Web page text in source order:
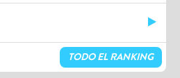
TODO EL RANKING